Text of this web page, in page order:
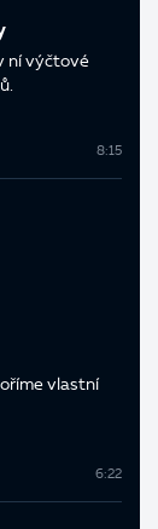
ní výčtové
8:15
vlastní
6:22